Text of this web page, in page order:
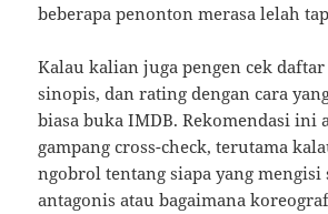
beberapa penonton merasa lelah
Kalau kalian juga pengen cek
sinopis, dan rating dengan cara
biasa buka IMDB. Rekomendasi ini
gampang cross-check, terutama
ngobrol tentang siapa yang
antagonis atau bagaimana